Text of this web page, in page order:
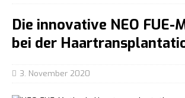
Die innovative NEO FUE-
bei der
3. November 2020